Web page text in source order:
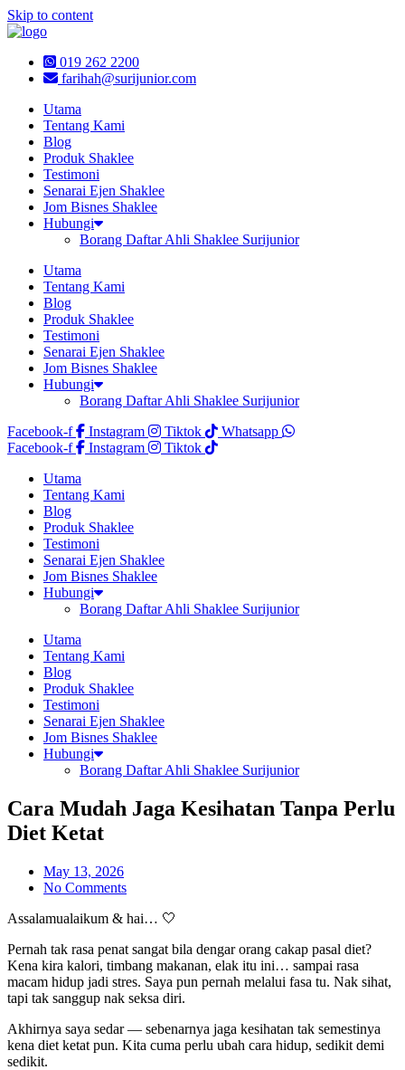
Skip to content
019 262 2200
farihah@surijunior.com
Utama
Tentang Kami
Blog
Produk Shaklee
Testimoni
Senarai Ejen Shaklee
Jom Bisnes Shaklee
Hubungi
Borang Daftar Ahli Shaklee Surijunior
Utama
Tentang Kami
Blog
Produk Shaklee
Testimoni
Senarai Ejen Shaklee
Jom Bisnes Shaklee
Hubungi
Borang Daftar Ahli Shaklee Surijunior
Facebook-f
Instagram Tiktok
Whatsapp
Facebook-f
Instagram
Tiktok
Utama
Tentang Kami
Blog
Produk Shaklee
Testimoni
Senarai Ejen Shaklee
Jom Bisnes Shaklee
Hubungi
Borang Daftar Ahli Shaklee Surijunior
Utama
Tentang Kami
Blog
Produk Shaklee
Testimoni
Senarai Ejen Shaklee
Jom Bisnes Shaklee
Hubungi
Borang Daftar Ahli Shaklee Surijunior
Cara Mudah Jaga Kesihatan Tanpa Perlu
Diet Ketat
May 13, 2026
No Comments
Assalamualaikum & hai… 🤍
Pernah tak rasa penat sangat bila dengar orang cakap pasal diet?
Kena kira kalori, timbang makanan, elak itu ini… sampai rasa
macam hidup jadi stres. Saya pun pernah melalui fasa tu. Nak sihat,
tapi tak sanggup nak seksa diri.
Akhirnya saya sedar — sebenarnya jaga kesihatan tak semestinya
kena diet ketat pun. Kita cuma perlu ubah cara hidup, sedikit demi
sedikit.